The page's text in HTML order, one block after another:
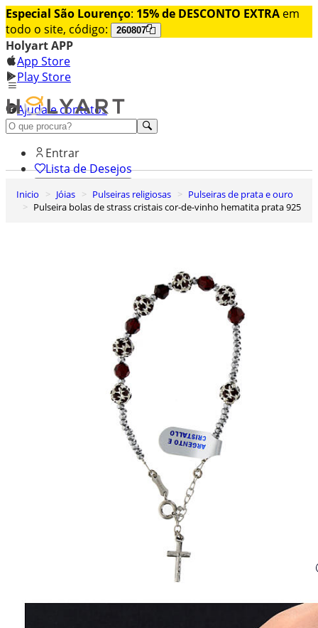
Especial São Lourenço: 15% de DESCONTO EXTRA em
todo o site, código:
260807
Holyart APP
App Store
Play Store
Ajuda e contatos
Conheça premium
Entrar
Lista de Desejos
0
Carrinho de Compras
Inicio Jóias Pulseiras religiosas
Pulseiras de prata e ouro
Pulseira bolas de strass cristais cor-de-vinho hematita prata 925